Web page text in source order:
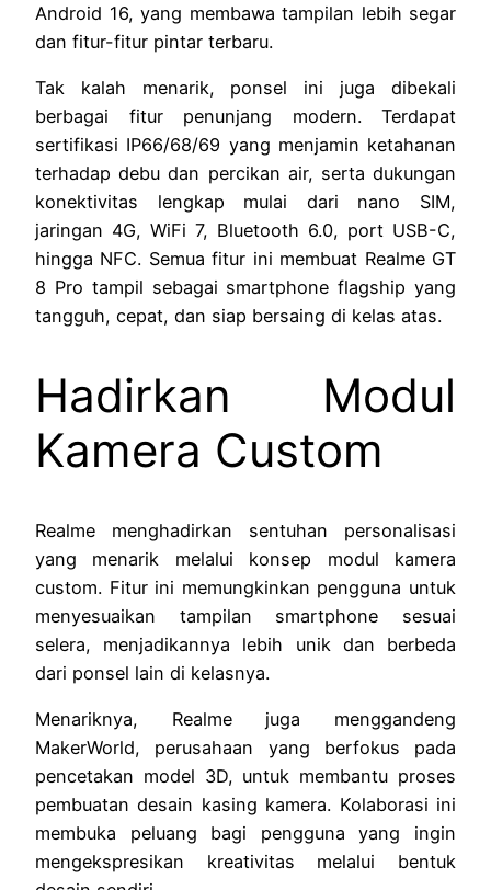
Android 16, yang membawa tampilan lebih segar
dan fitur-fitur pintar terbaru.
Tak kalah menarik, ponsel ini juga dibekali
berbagai fitur penunjang modern. Terdapat
sertifikasi IP66/68/69 yang menjamin ketahanan
terhadap debu dan percikan air, serta dukungan
konektivitas lengkap mulai dari nano SIM,
jaringan 4G, WiFi 7, Bluetooth 6.0, port USB-C,
hingga NFC. Semua fitur ini membuat Realme GT
8 Pro tampil sebagai smartphone flagship yang
tangguh, cepat, dan siap bersaing di kelas atas.
Hadirkan Modul
Kamera Custom
Realme menghadirkan sentuhan personalisasi
yang menarik melalui konsep modul kamera
custom. Fitur ini memungkinkan pengguna untuk
menyesuaikan tampilan smartphone sesuai
selera, menjadikannya lebih unik dan berbeda
dari ponsel lain di kelasnya.
Menariknya, Realme juga menggandeng
MakerWorld, perusahaan yang berfokus pada
pencetakan model 3D, untuk membantu proses
pembuatan desain kasing kamera. Kolaborasi ini
membuka peluang bagi pengguna yang ingin
mengekspresikan kreativitas melalui bentuk